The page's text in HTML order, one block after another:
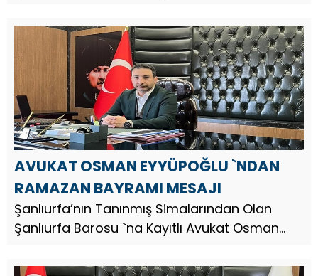
bir mesaj yayınladı Av. Osman Eyyüpoğlu,
mesajında şu ifadelere yer ...
AVUKAT OSMAN EYYÜPOĞLU `NDAN
RAMAZAN BAYRAMI MESAJI
Şanlıurfa’nın Tanınmış Simalarından Olan
Şanlıurfa Barosu `na Kayıtlı Avukat Osman
mesaj yayınladı. Av. Osman Eyyüpoğlu,